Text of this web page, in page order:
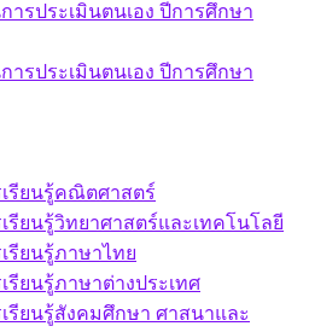
ารประเมินตนเอง ปีการศึกษา
ารประเมินตนเอง ปีการศึกษา
รียนรู้คณิตศาสตร์
รียนรู้วิทยาศาสตร์และเทคโนโลยี
รียนรู้ภาษาไทย
รียนรู้ภาษาต่างประเทศ
รียนรู้สังคมศึกษา ศาสนาและ